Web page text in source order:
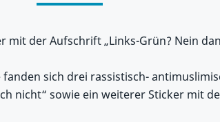
der Aufschrift „Links-Grün? Nein
sich drei rassistisch-
nicht“ sowie ein weiterer Sticker mit